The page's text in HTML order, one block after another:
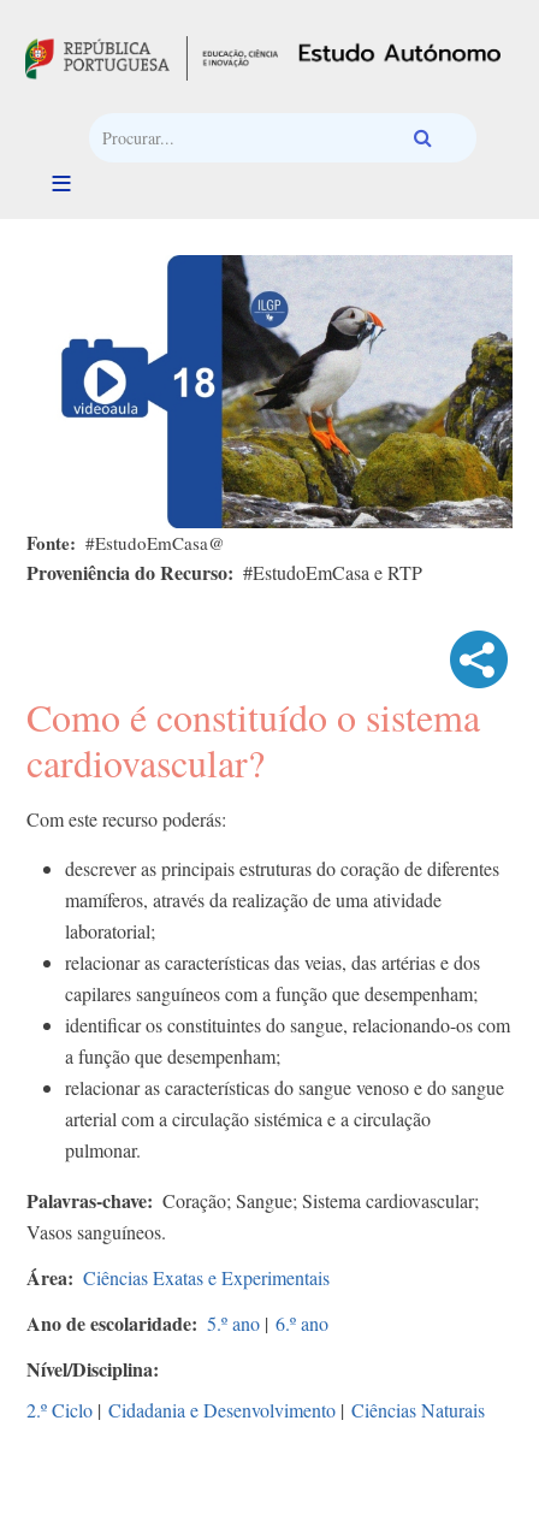
Fonte #EstudoEmCasa@
Proveniência do Recurso #EstudoEmCasa e RTP
Como é constituído o sistema
cardiovascular?
Com este recurso poderás:
descrever as principais estruturas do coração de diferentes
mamíferos, através da realização de uma atividade
laboratorial;
relacionar as características das veias, das artérias e dos
capilares sanguíneos com a função que desempenham;
identificar os constituintes do sangue, relacionando-os com
a função que desempenham;
relacionar as características do sangue venoso e do sangue
arterial com a circulação sistémica e a circulação
pulmonar.
Palavras-chave
Coração; Sangue; Sistema cardiovascular;
Vasos sanguíneos.
Área Ciências Exatas e Experimentais
Ano de escolaridade 5.º ano | 6.º ano
Nível/Disciplina
2.º Ciclo | Cidadania e Desenvolvimento | Ciências Naturais